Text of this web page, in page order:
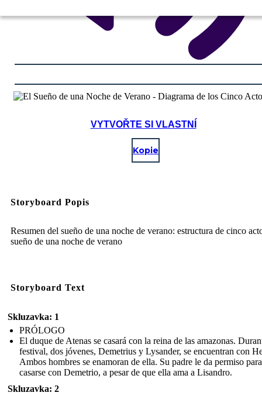
VYTVOŘTE SI VLASTNÍ
Kopie
Storyboard Popis
Resumen del sueño de una noche de verano: estructura de cinco
sueño de una noche de verano
Storyboard Text
Skluzavka: 1
PRÓLOGO
El duque de Atenas se casará con la reina de las amazonas.
festival, dos jóvenes, Demetrius y Lysander, se encuentran con
Ambos hombres se enamoran de ella. Su padre le da permiso para
casarse con Demetrio, a pesar de que ella ama a Lisandro.
Skluzavka: 2